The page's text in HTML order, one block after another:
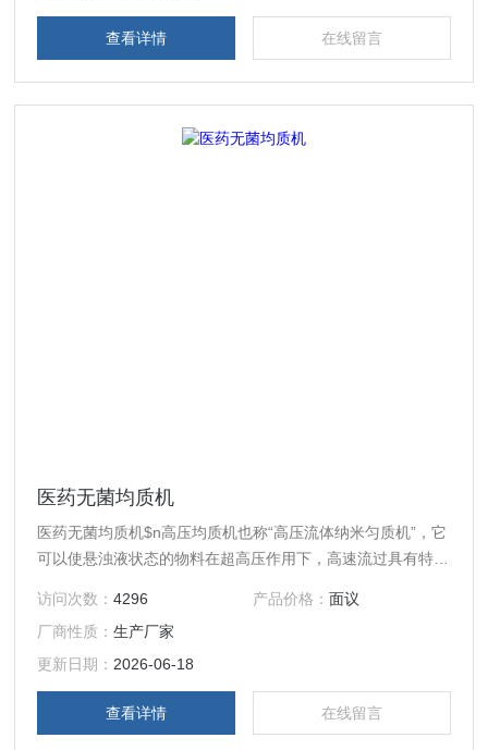
查看详情 在线留言
医药无菌均质机
医药无菌均质机$n高压均质机也称“高压流体纳米匀质机”，它
可以使悬浊液状态的物料在超高压作用下，高速流过具有特殊
构性质等一系列变化，终达到均质的效果。
访问次数：4296 产品价格： 面议
厂商性质：生产厂家
更新日期： 2026-06-18
查看详情 在线留言